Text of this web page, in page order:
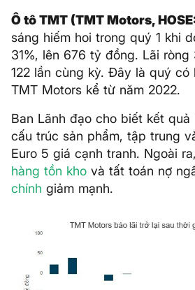
Ô tô TMT (TMT Motors,
sáng hiếm hoi trong quý 1 khi
31%, lên 676 tỷ đồng. Lãi
122 lần cùng kỳ. Đây là quý có
TMT Motors kể từ năm 2022.
Ban Lãnh đạo cho biết kết
cấu trúc sản phẩm, tập trung
Euro 5 giá cạnh tranh. Ngoài
hàng tồn kho và tất toán nợ
chính giảm mạnh.